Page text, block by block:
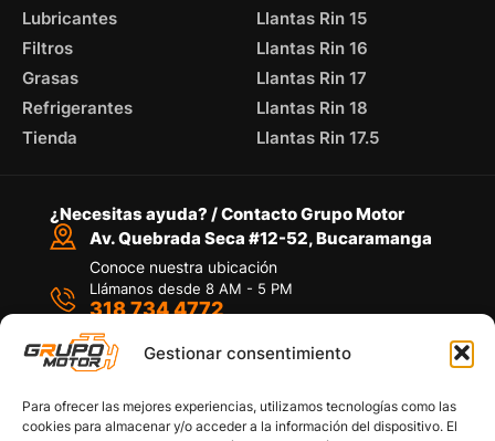
Gestionar consentimiento
Para ofrecer las mejores experiencias, utilizamos tecnologías como las
cookies para almacenar y/o acceder a la información del dispositivo. El
Lubricantes
Filtros
Grasas
Refrigerantes
Tienda
Llantas Rin 15
Llantas Rin 16
Llantas Rin 17
Llantas Rin 18
Llantas Rin 17.5
¿Necesitas ayuda? / Contacto Grupo Motor
Av. Quebrada Seca #12-52, Bucaramanga
Conoce nuestra ubicación
Llámanos desde 8 AM - 5 PM
318 734 4772
Por medio de WhatsApp